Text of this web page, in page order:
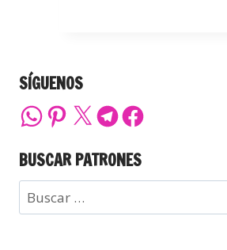
SÍGUENOS
BUSCAR PATRONES